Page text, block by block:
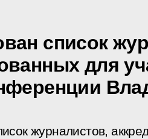
список
для
журналистов,